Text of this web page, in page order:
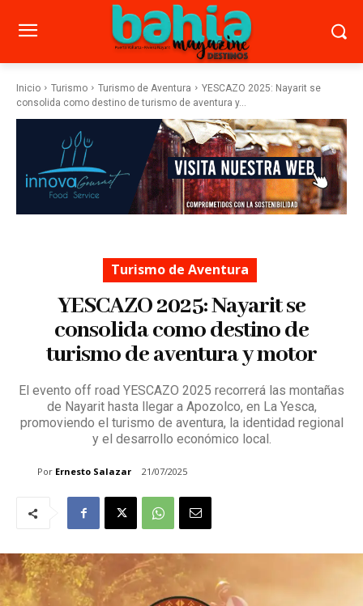
Inicio Turismo Turismo de Aventura
YESCAZO 2025: Nayarit se
consolida como destino de turismo de aventura y...
Turismo de Aventura
YESCAZO 2025: Nayarit se
consolida como destino de
turismo de aventura y motor
El evento off road YESCAZO 2025 recorrerá las montañas
de Nayarit hasta llegar a Apozolco, en La Yesca,
promoviendo el turismo de aventura, la identidad regional
y el desarrollo económico local.
Por Ernesto Salazar 21/07/2025